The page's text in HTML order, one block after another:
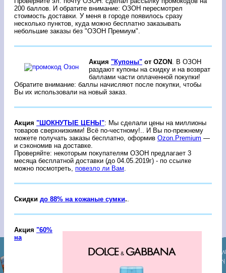
200 баллов. И обратите внимание: ОЗОН пересмотрел
стоимость доставки. У меня в городе появилось сразу
несколько пунктов, куда можно бесплатно заказывать
небольшие заказы без "ОЗОН Премиум".
Акция "Купоны" от OZON . В ОЗОН
раздают купоны на скидку и на возврат
баллами части оплаченной покупки!
Обратите внимание: баллы начисляют после покупки, чтобы
Вы их использовали на новый заказ.
Акция "ШОКНУТЫЕ ЦЕНЫ": Мы сделали цены на миллионы
товаров сверхнизкими! Всё по-честному!.. И Вы по-прежнему
можете получать заказы бесплатно, оформив Ozon.Premium —
и сэкономив на доставке.
Проверяйте: некоторым покупателям ОЗОН предлагает 3
месяца бесплатной доставки (до 04.05.2019г) - по ссылке
можно посмотреть, повезло ли Вам
Скидки до 88% на кожаные сумки.
Акция "60%
на